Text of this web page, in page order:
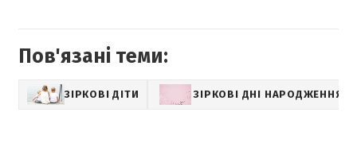
Пов'язані теми:
ЗІРКОВІ ДІТИ ЗІРКОВІ ДНІ НАРОДЖЕННЯ